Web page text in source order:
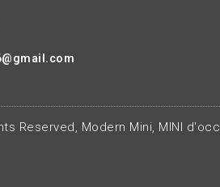
Reserved, Modern Mini, MINI